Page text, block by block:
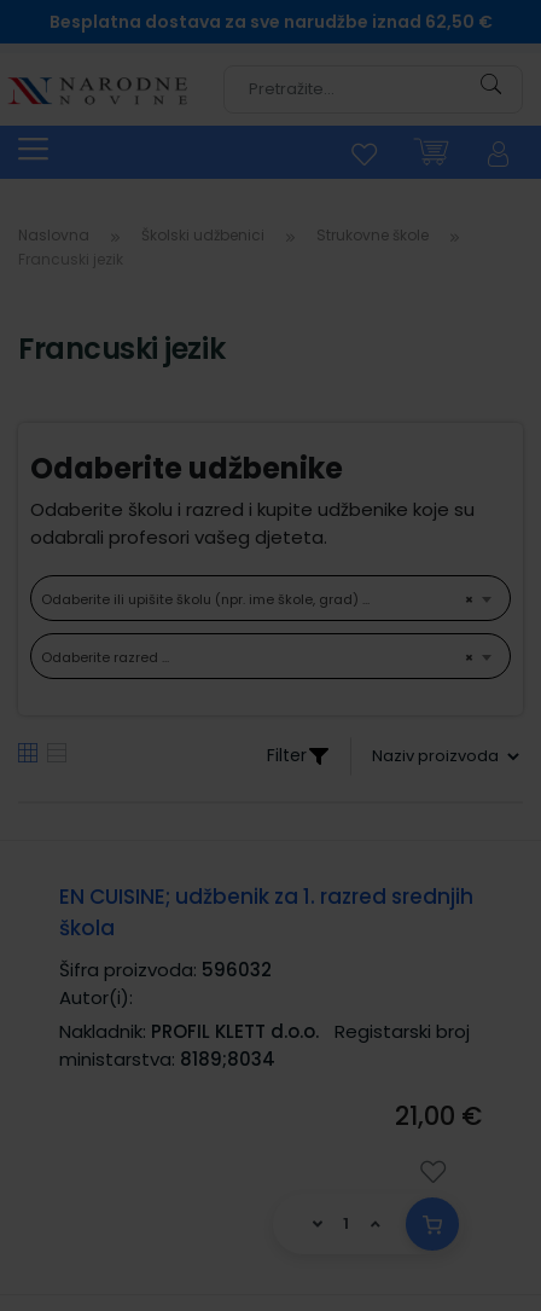
Besplatna dostava za sve narudžbe iznad 62,50 €
Naslovna Školski udžbenici
Strukovne škole
Francuski jezik
Odaberite udžbenike
Odaberite školu i razred i kupite udžbenike koje su
odabrali profesori vašeg djeteta.
×
Odaberite ili upišite školu (npr. ime škole, grad) ...
×
Odaberite razred ...
Filter
EN CUISINE; udžbenik za 1. razred srednjih
škola
Šifra proizvoda: 596032
Autor(i):
Nakladnik: PROFIL KLETT d.o.o.
Registarski broj
ministarstva: 8189;8034
21,00 €